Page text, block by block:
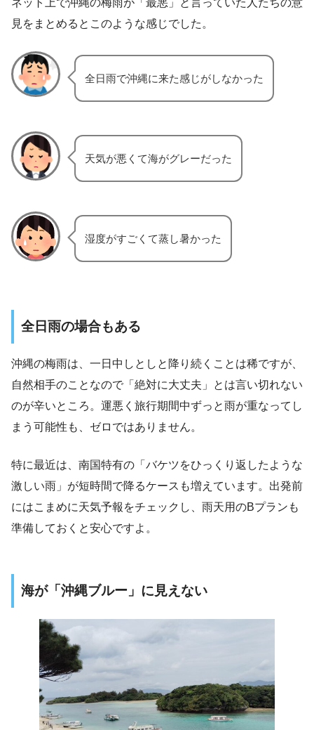
ネット上で沖縄の梅雨が「最悪」と言っていた人たちの意
見をまとめるとこのような感じでした。
全日雨で沖縄に来た感じがしなかった
天気が悪くて海がグレーだった
湿度がすごくて蒸し暑かった
全日雨の場合もある
沖縄の梅雨は、一日中しとしと降り続くことは稀ですが、
自然相手のことなので「絶対に大丈夫」とは言い切れない
のが辛いところ。運悪く旅行期間中ずっと雨が重なってし
まう可能性も、ゼロではありません。
特に最近は、南国特有の「バケツをひっくり返したような
激しい雨」が短時間で降るケースも増えています。出発前
にはこまめに天気予報をチェックし、雨天用のBプランも
準備しておくと安心ですよ。
海が「沖縄ブルー」に見えない